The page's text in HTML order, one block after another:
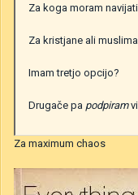
Za koga moram
Za kristjane ali
Imam tretjo opcijo?
Drugače pa podpiram
Za maximum chaos